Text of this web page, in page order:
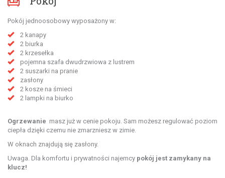
Pokój jednoosobowy wyposażony w:
2 kanapy
2 biurka
2 krzesełka
pojemna szafa dwudrzwiowa z lustrem
2 suszarki na pranie
zasłony
2 kosze na śmieci
2 lampki na biurko
Ogrzewanie masz już w cenie pokoju. Sam możesz regulować poziom
ciepła dzięki czemu nie zmarzniesz w zimie.
W oknach znajdują się zasłony.
Uwaga. Dla komfortu i prywatności najemcy pokój jest zamykany na
klucz!